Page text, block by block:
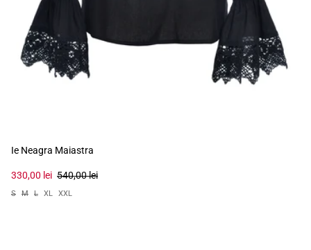
Ie Neagra Maiastra
330,00 lei 540,00 lei
S M L XL XXL